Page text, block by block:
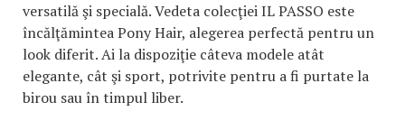
versatilă şi specială. Vedeta colecţiei IL PASSO este
încălţămintea Pony Hair, alegerea perfectă pentru un
look diferit. Ai la dispoziţie câteva modele atât
elegante, cât şi sport, potrivite pentru a fi purtate la
birou sau în timpul liber.